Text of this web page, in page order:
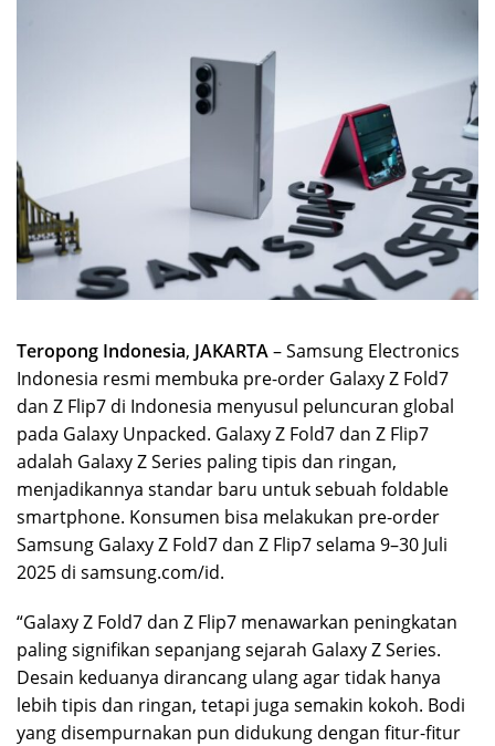
Teropong Indonesia, JAKARTA– Samsung Electronics
Indonesia resmi membuka pre-order Galaxy Z Fold7
dan Z Flip7 di Indonesia menyusul peluncuran global
pada Galaxy Unpacked. Galaxy Z Fold7 dan Z Flip7
adalah Galaxy Z Series paling tipis dan ringan,
menjadikannya standar baru untuk sebuah foldable
smartphone. Konsumen bisa melakukan pre-order
Samsung Galaxy Z Fold7 dan Z Flip7 selama 9–30 Juli
2025 di samsung.com/id.
“Galaxy Z Fold7 dan Z Flip7 menawarkan peningkatan
paling signifikan sepanjang sejarah Galaxy Z Series.
Desain keduanya dirancang ulang agar tidak hanya
lebih tipis dan ringan, tetapi juga semakin kokoh. Bodi
yang disempurnakan pun didukung dengan fitur-fitur